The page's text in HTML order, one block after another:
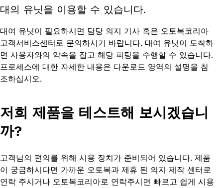
대의 유닛을 이용할 수 있습니다.
대여 유닛이 필요하시면 담당 의지 기사 혹은 오토복코리아
고객서비스센터로 문의하시기 바랍니다. 대여 유닛이 도착하
면 사용자와의 약속을 잡고 해당 피팅을 수행할 수 있습니다.
프로세스에 대한 자세한 내용은 다운로드 영역의 설명을 참
조하십시오.
저희 제품을 테스트해 보시겠습니
까?
고객님의 편의를 위해 시용 장치가 준비되어 있습니다. 제품
이 궁금하시다면 가까운 오토복과 제휴 된 의지 제작 센터로
연락 주시거나 오토복코리아로 연락주시면 빠르고 쉽게 시용